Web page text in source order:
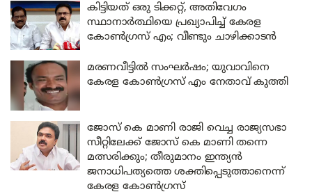
കിട്ടിയത് ഒരു ടിക്കറ്റ്, അതിവേഗം
സ്ഥാനാർത്ഥിയെ പ്രഖ്യാപിച്ച് കേരള
കോൺഗ്രസ് എം; വീണ്ടും ചാഴിക്കാടൻ
മരണവീട്ടിൽ സംഘർഷം; യുവാവിനെ
കേരള കോൺഗ്രസ് എം നേതാവ് കുത്തി
ജോസ് കെ മാണി രാജി വെച്ച രാജ്യസഭാ
സീറ്റിലേക്ക് ജോസ് കെ മാണി തന്നെ
മത്സരിക്കും; തീരുമാനം ഇന്ത്യൻ
ജനാധിപത്യത്തെ ശക്തിപ്പെടുത്താനെന്ന്
കേരള കോൺഗ്രസ്